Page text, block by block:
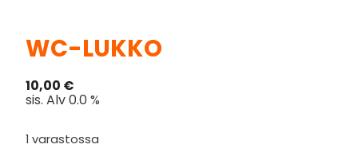
WC-LUKKO
10,00 €
sis. Alv 0.0 %
1 varastossa